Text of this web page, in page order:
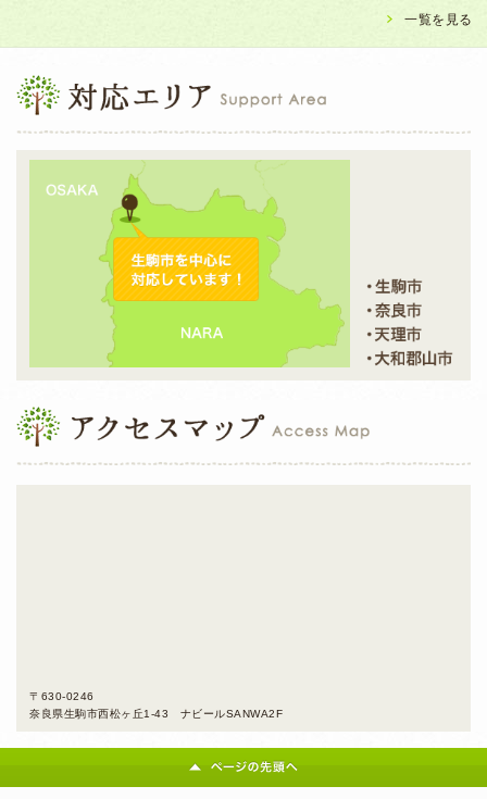
一覧を見る
〒630-0246
奈良県生駒市西松ヶ丘1-43 ナビールSANWA2F